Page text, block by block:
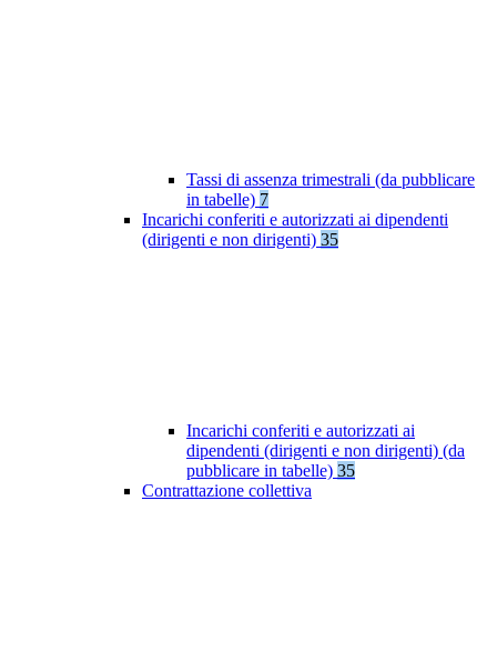
Tassi di assenza trimestrali (da pubblicare
in tabelle) 7
Incarichi conferiti e autorizzati ai dipendenti
(dirigenti e non dirigenti) 35
Incarichi conferiti e autorizzati ai
dipendenti (dirigenti e non dirigenti) (da
pubblicare in tabelle) 35
Contrattazione collettiva